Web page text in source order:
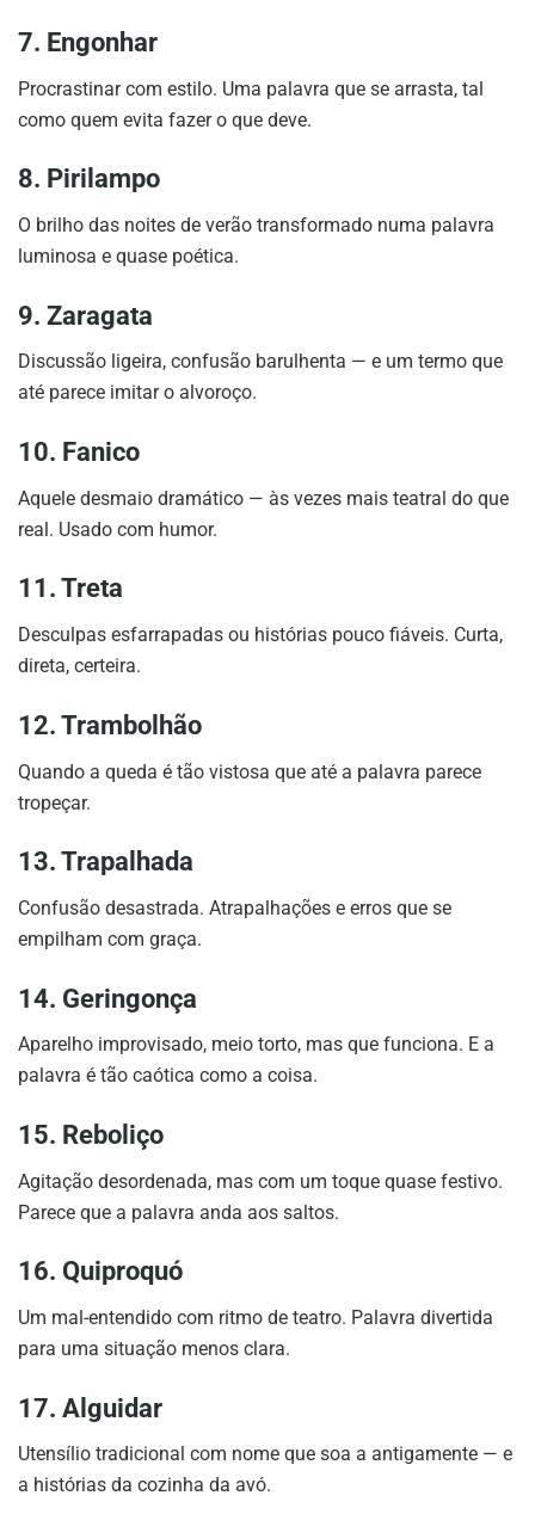
7. Engonhar
Procrastinar com estilo. Uma palavra que se arrasta, tal
como quem evita fazer o que deve.
8. Pirilampo
O brilho das noites de verão transformado numa palavra
luminosa e quase poética.
9. Zaragata
Discussão ligeira, confusão barulhenta — e um termo que
até parece imitar o alvoroço.
10. Fanico
Aquele desmaio dramático — às vezes mais teatral do que
real. Usado com humor.
11. Treta
Desculpas esfarrapadas ou histórias pouco fiáveis. Curta,
direta, certeira.
12. Trambolhão
Quando a queda é tão vistosa que até a palavra parece
tropeçar.
13. Trapalhada
Confusão desastrada. Atrapalhações e erros que se
empilham com graça.
14. Geringonça
Aparelho improvisado, meio torto, mas que funciona. E a
palavra é tão caótica como a coisa.
15. Reboliço
Agitação desordenada, mas com um toque quase festivo.
Parece que a palavra anda aos saltos.
16. Quiproquó
Um mal-entendido com ritmo de teatro. Palavra divertida
para uma situação menos clara.
17. Alguidar
Utensílio tradicional com nome que soa a antigamente — e
a histórias da cozinha da avó.